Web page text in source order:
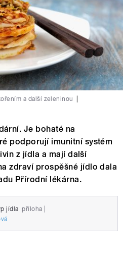
a další zeleninou
Je bohaté na
podporují imunitní systém
z jídla a mají další
zdraví prospěšné jídlo dala
Přírodní lékárna.
jídla příloha